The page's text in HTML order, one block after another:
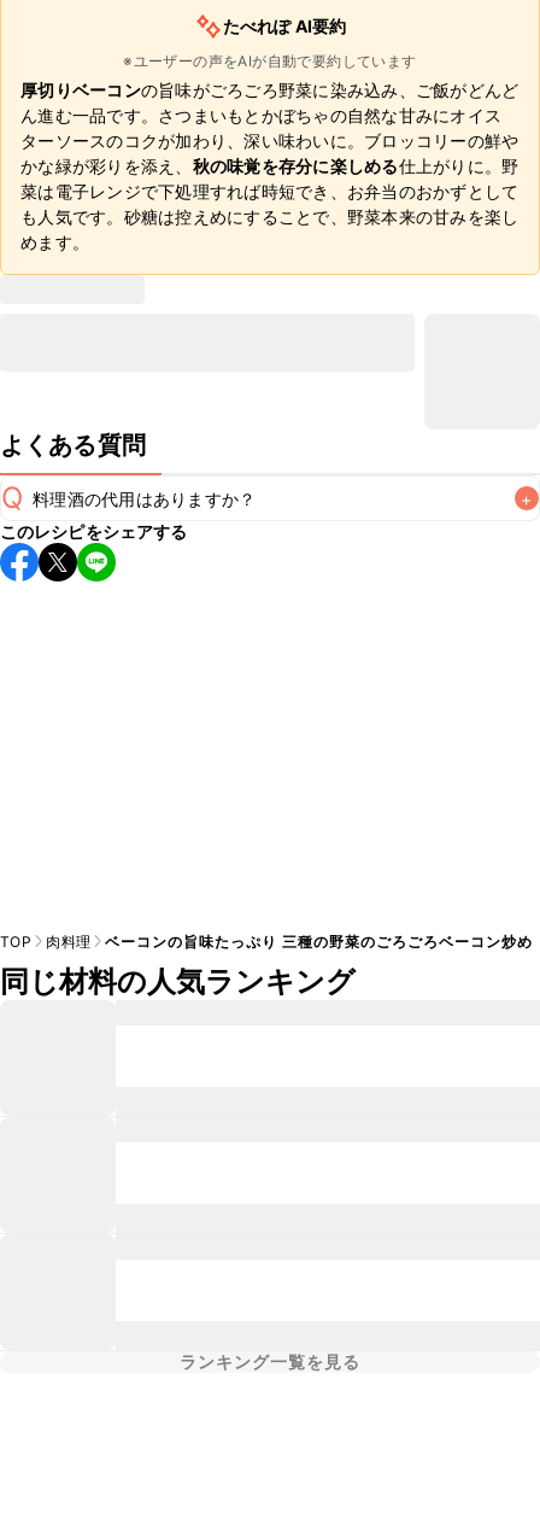
たべれぽ AI要約
※ユーザーの声をAIが自動で要約しています
厚切りベーコンの旨味がごろごろ野菜に染み込み、ご飯がどんど
ん進む一品です。さつまいもとかぼちゃの自然な甘みにオイス
ターソースのコクが加わり、深い味わいに。ブロッコリーの鮮や
かな緑が彩りを添え、 秋の味覚を存分に楽しめる仕上がりに。野
菜は電子レンジで下処理すれば時短でき、お弁当のおかずとして
も人気です。砂糖は控えめにすることで、野菜本来の甘みを楽し
めます。
よくある質問
Q 料理酒の代用はありますか？ +
A
このレシピをシェアする
TOP 肉料理 ベーコンの旨味たっぷり 三種の野菜のごろごろベーコン炒め
同じ材料の人気ランキング
ランキング一覧を見る